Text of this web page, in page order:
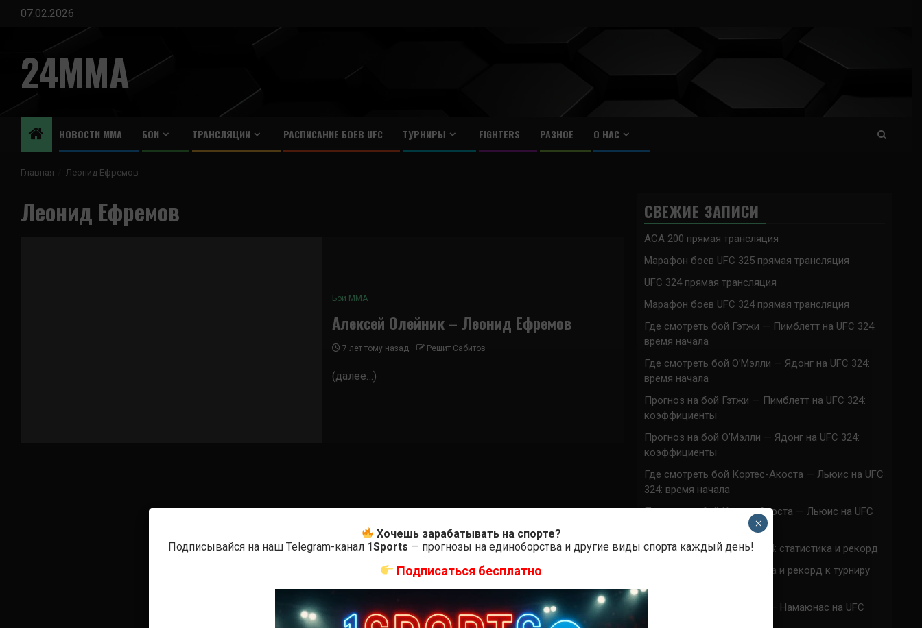
Перейти
содержимому
07.02.2026
24MMA
НОВОСТИ ММА БОИ ТРАНСЛЯЦИИ РАСПИСАНИЕ БОЕВ UFC ТУРНИРЫ FIGHTERS РАЗНОЕ О НАС
Главная Леонид Ефремов
Леонид Ефремов
Бои ММА
Алексей Олейник – Леонид Ефремов
7 лет тому назад Решит Сабитов
(далее…)
СВЕЖИЕ ЗАПИСИ
ACA 200 прямая трансляция
Марафон боев UFC 325 прямая трансляция
UFC 324 прямая трансляция
Марафон боев UFC 324 прямая трансляция
Где смотреть бой Гэтжи — Пимблетт на UFC 324:
время начала
Где смотреть бой О’Мэлли — Ядонг на UFC 324:
время начала
Прогноз на бой Гэтжи — Пимблетт на UFC 324:
коэффициенты
Прогноз на бой О’Мэлли — Ядонг на UFC 324:
коэффициенты
Где смотреть бой Кортес-Акоста — Льюис на UFC
324: время начала
Прогноз на бой Кортес-Акоста — Льюис на UFC
Наталья Сильва на UFC 324: статистика и рекорд
Роуз Намаюнас: статистика и рекорд к турниру
Где смотреть бой Сильва — Намаюнас на UFC
Хочешь зарабатывать на спорте?
Подписывайся на наш Telegram-канал 1Sports — прогнозы на единоборства и другие виды спорта каждый день!
Подписаться бесплатно
×